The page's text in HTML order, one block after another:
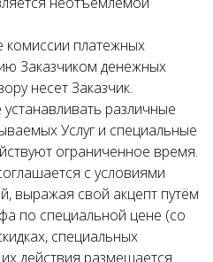
комиссии платежных
Заказчиком денежных
несет Заказчик.
различные
Услуг и специальные
ограниченное время.
с условиями
выражая свой акцепт путём
по специальной цене (со
специальных
действия размещается